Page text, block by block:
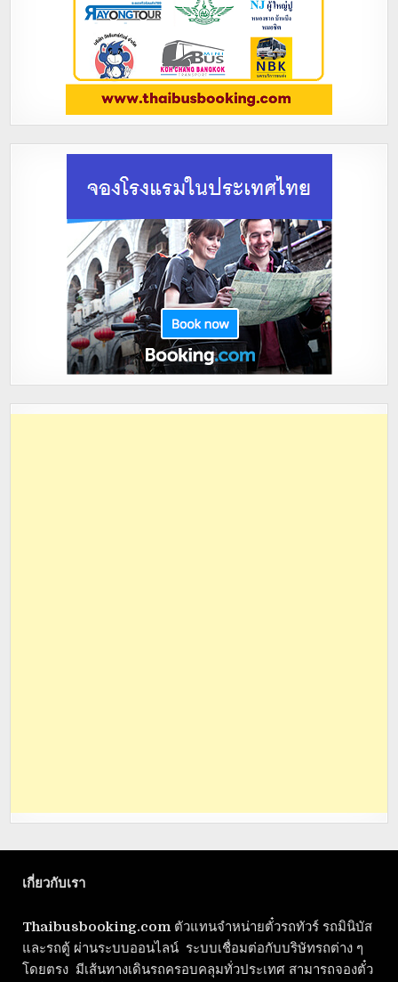
เกี่ยวกับเรา
Thaibusbooking.com ตัวแทนจำหน่ายตั๋วรถทัวร์ รถมินิบัส
และรถตู้ ผ่านระบบออนไลน์ ระบบเชื่อมต่อกับบริษัทรถต่าง ๆ
โดยตรง มีเส้นทางเดินรถครอบคลุมทั่วประเทศ สามารถจองตั๋ว